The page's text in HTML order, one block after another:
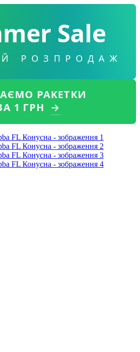
Sale
РОЗПРОДАЖ
РАКЕТКИ
1 ГРН →